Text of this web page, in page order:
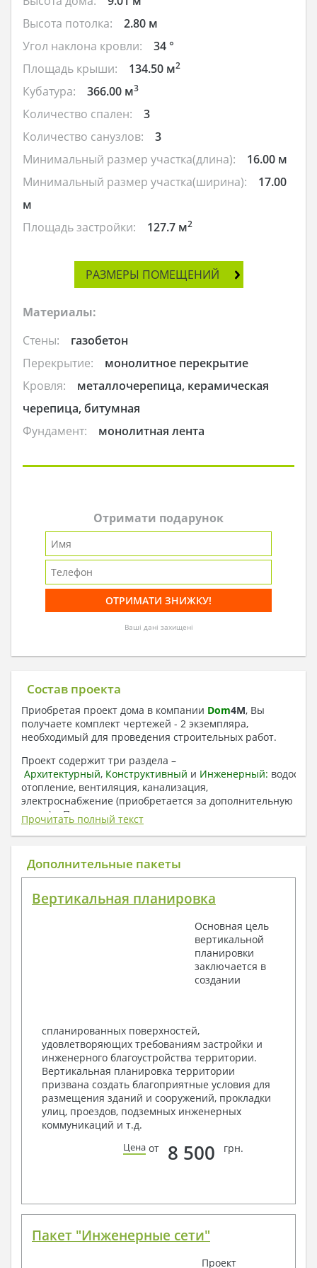
Высота потолка:
2.80 м
Угол наклона кровли:
34 °
Площадь крыши:
134.50 м2
Кубатура: 366.00 м3
Количество спален:
3
Количество санузлов:
3
Минимальный размер участка(длина):
16.00 м
Минимальный размер участка(ширина):
17.00
м
Площадь застройки:
127.7 м2
РАЗМЕРЫ ПОМЕЩЕНИЙ
Материалы:
Стены:
газобетон
Перекрытие:
монолитное перекрытие
Кровля:
металлочерепица, керамическая
черепица, битумная
Фундамент:
монолитная лента
Отримати подарунок
Ваші дані захищені
Состав проекта
Приобретая проект дома в компании Dom4M, Вы
получаете комплект чертежей - 2 экземпляра,
необходимый для проведения строительных работ.
Проект содержит три раздела –
Архитектурный, Конструктивный и Инженерный:
отопление, вентиляция, канализация,
электроснабжение (приобретается за дополнительную
плату) + Пояснительная записка.
1. Архитектурный раздел:
Общие данные по проекту
План координационных осей
Поэтажные маркировочные планы с
Разрезы и состав конструкций
Фасады с ведомостью внешних отделок
Элементы проемов – спецификация
Ведомость перемычек – сечения и
Архитектурные узлы в конструкциях
2. Конструктивный раздел:
Общие данные по проекту
Схемы расположения и расчеты фундаментов
Элементы каркаса – схемы расположения
Схема расположения перекрытий
Опоры перекрытия на стены или Узлы
Элементы кровли – схемы расположения
3. Инженерный раздел (приобретается по желанию
за дополнительную плату):
Прочитать полный текст
Дополнительные пакеты
Вертикальная планировка
Основная цель
вертикальной
планировки
заключается в
создании
спланированных поверхностей,
удовлетворяющих требованиям застройки и
инженерного благоустройства территории.
Вертикальная планировка территории
призвана создать благоприятные условия для
размещения зданий и сооружений, прокладки
улиц, проездов, подземных инженерных
коммуникаций и т.д.
Цена от 8 500 грн.
Пакет "Инженерные сети"
Проект